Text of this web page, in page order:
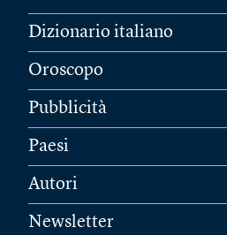
Dizionario italiano
Oroscopo
Pubblicità
Paesi
Autori
Newsletter